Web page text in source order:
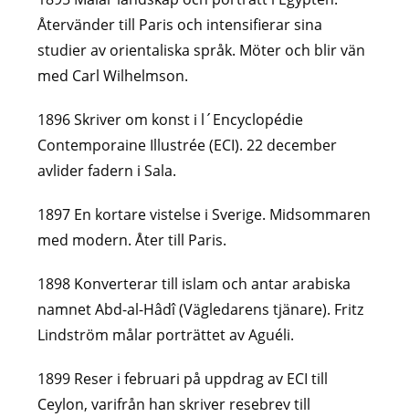
Återvänder till Paris och intensifierar sina
studier av orientaliska språk. Möter och blir vän
med Carl Wilhelmson.
1896 Skriver om konst i l´Encyclopédie
Contemporaine Illustrée (ECI). 22 december
avlider fadern i Sala.
1897 En kortare vistelse i Sverige. Midsommaren
med modern. Åter till Paris.
1898 Konverterar till islam och antar arabiska
namnet Abd-al-Hâdî (Vägledarens tjänare). Fritz
Lindström målar porträttet av Aguéli.
1899 Reser i februari på uppdrag av ECI till
Ceylon, varifrån han skriver resebrev till